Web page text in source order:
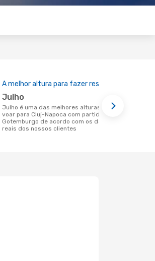
A melhor altura para fazer reserva
julho
julho é uma das melhores alturas para
voar para Cluj-Napoca com partida em
Gotemburgo de acordo com os dados
reais dos nossos clientes